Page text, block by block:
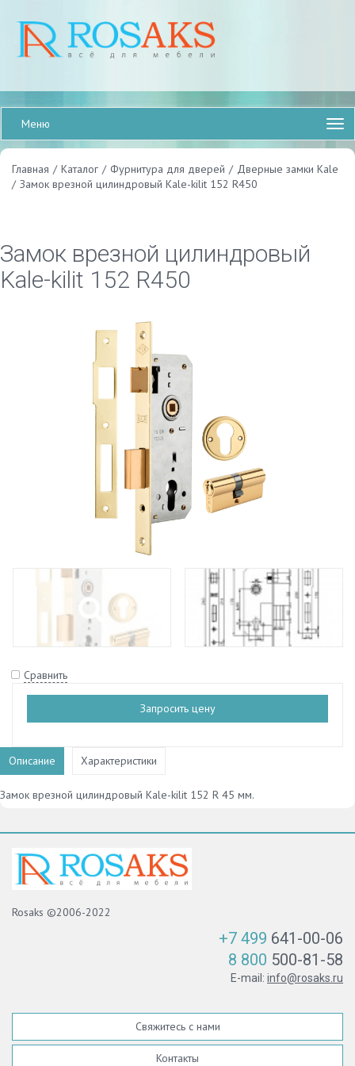
Меню
Главная / Каталог / Фурнитура для дверей / Дверные замки Kale
/ Замок врезной цилиндровый Kale-kilit 152 R450
Замок врезной цилиндровый
Kale-kilit 152 R450
Сравнить
Запросить цену
Описание Характеристики
Замок врезной цилиндровый Kale-kilit 152 R 45 мм.
Rosaks ©2006-2022
+7 499 641-00-06
8 800 500-81-58
E-mail: info@rosaks.ru
Свяжитесь с нами
Контакты